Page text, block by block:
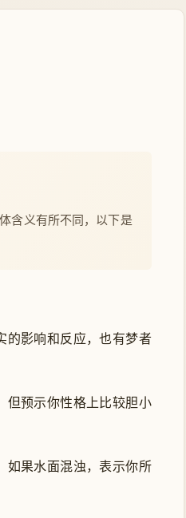
含义有所不同，以下是
的影响和反应，也有梦者
预示你性格上比较胆小
果水面混浊，表示你所